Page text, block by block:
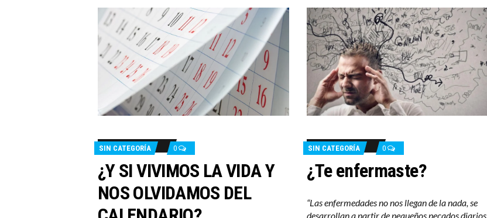
SIN CATEGORÍA 0
¿Y SI VIVIMOS LA VIDA Y
NOS OLVIDAMOS DEL
SIN CATEGORÍA 0
¿Te enfermaste?
“Las enfermedades no nos llegan de la nada, se
desarrollan a partir de pequeños pecados diarios